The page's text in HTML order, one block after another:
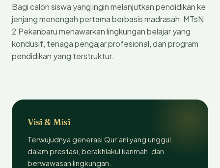
Bagi calon siswa yang ingin melanjutkan pendidikan ke
jenjang menengah pertama berbasis madrasah, MTsN
2 Pekanbaru menawarkan lingkungan belajar yang
kondusif, tenaga pengajar profesional, dan program
pendidikan yang terstruktur.
Visi & Misi
Terwujudnya generasi Qur'ani yang unggul
dalam prestasi, berakhlakul karimah, dan
berwawasan lingkungan.